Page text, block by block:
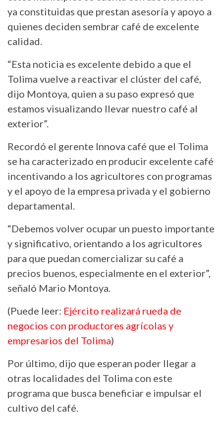
ya constituidas que prestan asesoría y apoyo a
quienes deciden sembrar café de excelente
calidad.
“Esta noticia es excelente debido a que el
Tolima vuelve a reactivar el clúster del café,
dijo Montoya, quien a su paso expresó que
estamos visualizando llevar nuestro café al
exterior”.
Recordó el gerente Innova café que el Tolima
se ha caracterizado en producir excelente café
incentivando a los agricultores con programas
y el apoyo de la empresa privada y el gobierno
departamental.
“Debemos volver ocupar un puesto importante
y significativo, orientando a los agricultores
para que puedan comercializar su café a
precios buenos, especialmente en el exterior”,
señaló Mario Montoya.
(Puede leer: Ejército realizará rueda de
negocios con productores agrícolas y
empresarios del Tolima)
Por último, dijo que esperan poder llegar a
otras localidades del Tolima con este
programa que busca beneficiar e impulsar el
cultivo del café.